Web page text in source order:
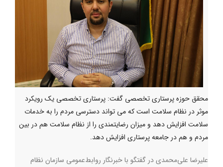
محقق حوزه پرستاری تخصصی گفت: پرستاری تخصصی یک رویکرد
موثر در نظام سلامت است که می تواند دسترسی مردم را به خدمات
سلامت افزایش دهد و میزان رضایتمندی را از نظام سلامت هم در بین
مردم و هم در جامعه پرستاری افزایش دهد.
علیرضا علی‌محمدی در گفتگو با خبرنگار روابط‌عمومی سازمان نظام